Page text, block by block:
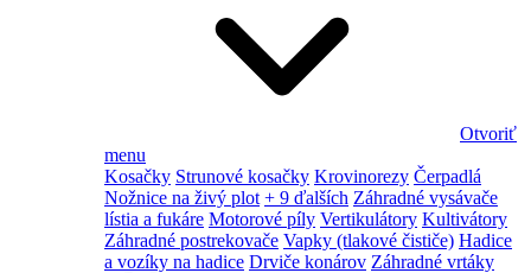
Otvoriť
menu
Kosačky Strunové kosačky Krovinorezy Čerpadlá
Nožnice na živý plot + 9 ďalších Záhradné vysávače
lístia a fukáre Motorové píly Vertikulátory Kultivátory
Záhradné postrekovače Vapky (tlakové čističe) Hadice
a vozíky na hadice Drviče konárov Záhradné vrtáky